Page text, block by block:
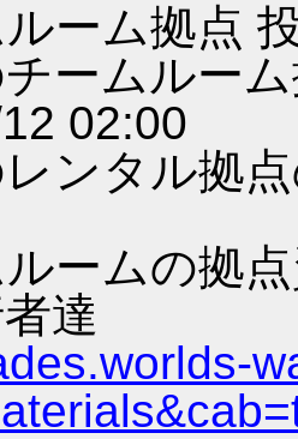
ルーム拠点
ームルー
02:00
ンタル拠
ームの拠
達